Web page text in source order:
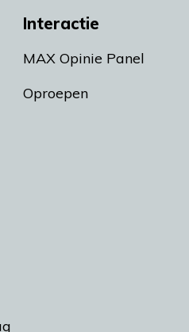
Interactie
MAX Opinie Panel
Oproepen